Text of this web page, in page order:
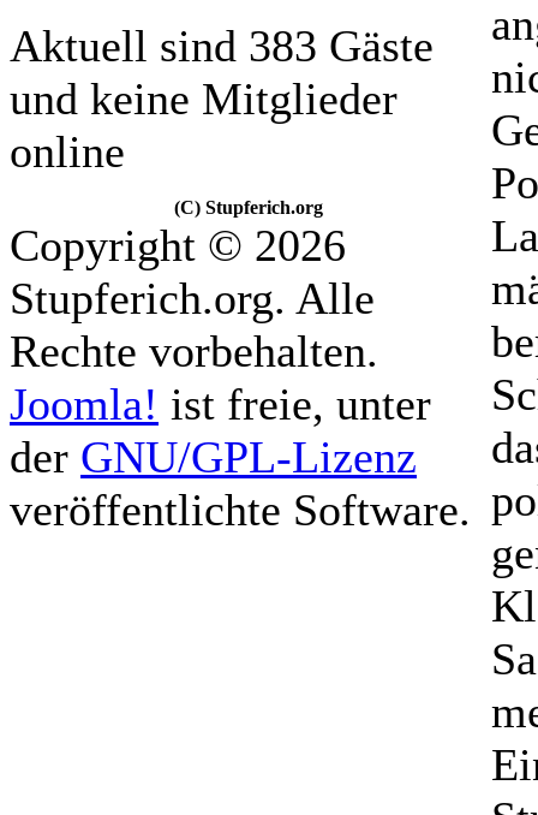
Aktuell sind 383 Gäste
und keine Mitglieder
online
(C) Stupferich.org
Copyright © 2026
Stupferich.org. Alle
Rechte vorbehalten.
Joomla! ist freie, unter
der GNU/GPL-Lizenz
veröffentlichte Software.